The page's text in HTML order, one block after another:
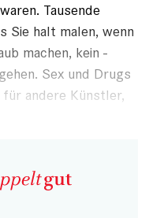
Tausende
Sie halt malen, wenn
machen, kein
Sex und Drugs
für andere Künstler,